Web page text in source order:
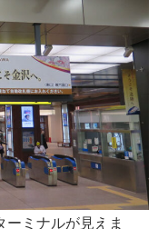
ミナルが見えま